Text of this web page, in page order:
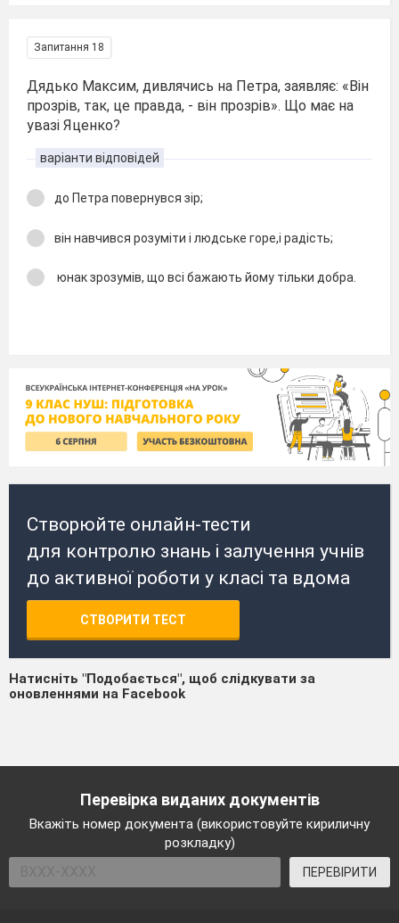
Запитання 18
Дядько Максим, дивлячись на Петра, заявляє: «Він
прозрів, так, це правда, - він прозрів». Що має на
увазі Яценко?
варіанти відповідей
до Петра повернувся зір;
він навчився розуміти і людське горе,і радість;
юнак зрозумів, що всі бажають йому тільки добра.
Створюйте онлайн-тести
для контролю знань і залучення учнів
до активної роботи у класі та вдома
СТВОРИТИ ТЕСТ
Натисніть "Подобається", щоб слідкувати за
оновленнями на Facebook
Перевірка виданих документів
Вкажіть номер документа (використовуйте кириличну
розкладку)
ПЕРЕВІРИТИ